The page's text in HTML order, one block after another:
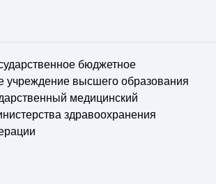
бюджетное
учреждение высшего образования
медицинский
здравоохранения